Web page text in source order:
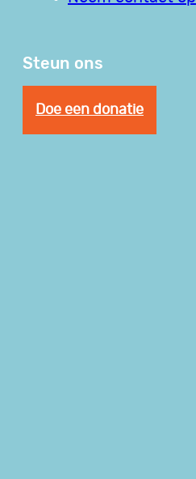
Steun ons
Doe een donatie